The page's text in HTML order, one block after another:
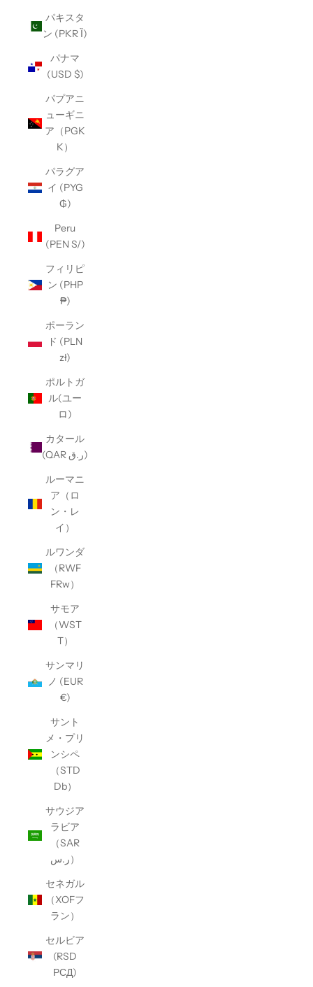
パキスタ
ン (PKR Ȉ)
パナマ
(USD $)
パプアニ
ューギニ
ア（PGK
K）
パラグア
イ (PYG
₲)
Peru
(PEN S/)
フィリピ
ン (PHP
₱)
ポーラン
ド (PLN
zł)
ポルトガ
ル(ユー
ロ)
カタール
(QAR ر.ق)
ルーマニ
ア（ロ
ン・レ
イ）
ルワンダ
（RWF
FRw）
サモア
（WST
T）
サンマリ
ノ (EUR
€)
サント
メ・プリ
ンシペ
（STD
Db）
サウジア
ラビア
（SAR
ر.س）
セネガル
（XOFフ
ラン）
セルビア
(RSD
РСД)